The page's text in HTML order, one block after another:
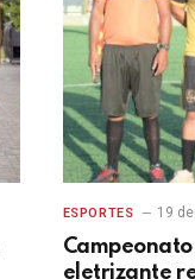
ESPORTES 19
eletrizante